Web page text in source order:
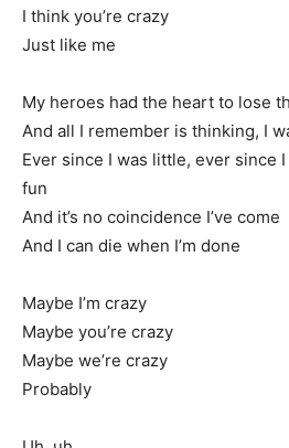
I think you’re crazy
Just like me
My heroes had the heart to lose
And all I remember is thinking, I
Ever since I was little, ever since
fun
And it’s no coincidence I’ve come
And I can die when I’m done
Maybe I’m crazy
Maybe you’re crazy
Maybe we’re crazy
Probably